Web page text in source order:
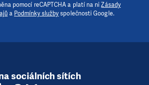
pomocí reCAPTCHA a platí na niZásady
a Podmínky službyspolečnosti Google.
sociálních sítích